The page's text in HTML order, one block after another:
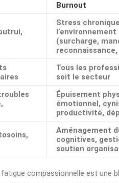
Burnout
Stress
(surcharge,
Tous les
soit le secteur
Épuisement
émotionnel,
productivité,
Aménagement
cognitives,
soutien
compassionnelle est une